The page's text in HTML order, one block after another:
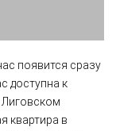
появится сразу
доступна к
Лиговском
квартира в